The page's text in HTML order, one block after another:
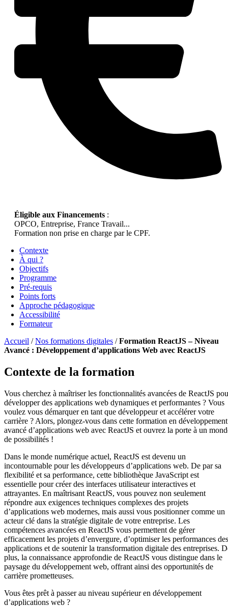
Éligible aux Financements :
OPCO, Entreprise, France Travail...
Formation non prise en charge par le CPF.
Contexte
À qui ?
Objectifs
Programme
Pré-requis
Points forts
Approche pédagogique
Accessibilité
Formateur
Accueil /Nos formations digitales /Formation ReactJS – Niveau
Avancé : Développement d’applications Web avec ReactJS
Contexte de la formation
Vous cherchez à maîtriser les fonctionnalités avancées de ReactJS
développer des applications web dynamiques et performantes ? Vous
voulez vous démarquer en tant que développeur et accélérer votre
carrière ? Alors, plongez-vous dans cette formation en développement
avancé d’applications web avec ReactJS et ouvrez la porte à un
de possibilités !
Dans le monde numérique actuel, ReactJS est devenu un
incontournable pour les développeurs d’applications web. De par sa
flexibilité et sa performance, cette bibliothèque JavaScript est
essentielle pour créer des interfaces utilisateur interactives et
attrayantes. En maîtrisant ReactJS, vous pouvez non seulement
répondre aux exigences techniques complexes des projets
d’applications web modernes, mais aussi vous positionner comme un
acteur clé dans la stratégie digitale de votre entreprise. Les
compétences avancées en ReactJS vous permettent de gérer
efficacement les projets d’envergure, d’optimiser les performances des
applications et de soutenir la transformation digitale des entreprises.
plus, la connaissance approfondie de ReactJS vous distingue dans le
paysage du développement web, offrant ainsi des opportunités de
carrière prometteuses.
Vous êtes prêt à passer au niveau supérieur en développement
d’applications web ?